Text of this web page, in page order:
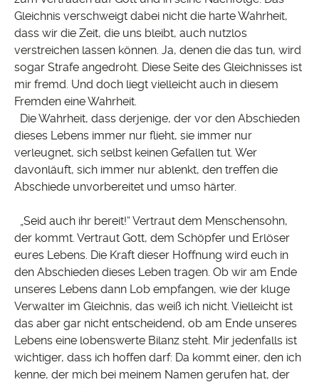
Gleichnis verschweigt dabei nicht die harte Wahrheit,
dass wir die Zeit, die uns bleibt, auch nutzlos
verstreichen lassen können. Ja, denen die das tun, wird
sogar Strafe angedroht. Diese Seite des Gleichnisses ist
mir fremd. Und doch liegt vielleicht auch in diesem
Fremden eine Wahrheit.
Die Wahrheit, dass derjenige, der vor den Abschieden
dieses Lebens immer nur flieht, sie immer nur
verleugnet, sich selbst keinen Gefallen tut. Wer
davonläuft, sich immer nur ablenkt, den treffen die
Abschiede unvorbereitet und umso härter.
„Seid auch ihr bereit!“ Vertraut dem Menschensohn,
der kommt. Vertraut Gott, dem Schöpfer und Erlöser
eures Lebens. Die Kraft dieser Hoffnung wird euch in
den Abschieden dieses Leben tragen. Ob wir am Ende
unseres Lebens dann Lob empfangen, wie der kluge
Verwalter im Gleichnis, das weiß ich nicht. Vielleicht ist
das aber gar nicht entscheidend, ob am Ende unseres
Lebens eine lobenswerte Bilanz steht. Mir jedenfalls ist
wichtiger, dass ich hoffen darf: Da kommt einer, den ich
kenne, der mich bei meinem Namen gerufen hat, der